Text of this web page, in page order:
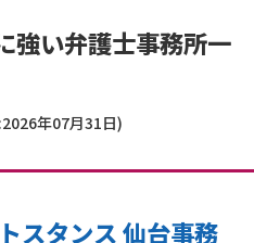
強い弁護士事務所一
年07月31日)
スタンス 仙台事務